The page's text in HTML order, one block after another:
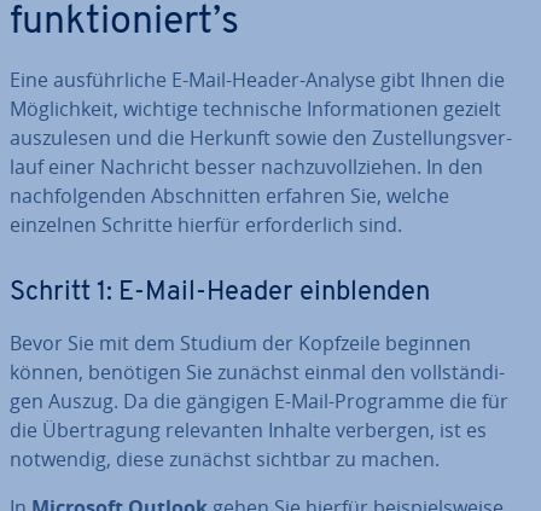
funk­tio­niert’s
Eine aus­führ­li­che E-Mail-Header-Analyse gibt Ihnen die
Mög­lich­keit, wichtige tech­ni­sche In­for­ma­tio­nen gezielt
aus­zu­le­sen und die Herkunft sowie den Zu­stel­lungs­ver­
lauf einer Nachricht besser nach­zu­voll­zie­hen. In den
nach­fol­gen­den Ab­schnit­ten erfahren Sie, welche
einzelnen Schritte hierfür er­for­der­lich sind.
Schritt 1: E-Mail-Header ein­blen­den
Bevor Sie mit dem Studium der Kopfzeile beginnen
können, benötigen Sie zunächst einmal den voll­stän­di­
gen Auszug. Da die gängigen E-Mail-Programme die für
die Über­tra­gung re­le­van­ten Inhalte verbergen, ist es
notwendig, diese zunächst sichtbar zu machen.